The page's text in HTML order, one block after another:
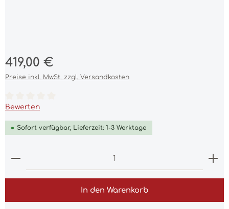
Regulärer Preis:
419,00 €
Preise inkl. MwSt. zzgl. Versandkosten
Durchschnittliche Bewertung von 0 von 5 Sternen
Bewerten
Sofort verfügbar, Lieferzeit: 1-3 Werktage
Produkt Anzahl: Gib den gewünschten Wert
In den Warenkorb